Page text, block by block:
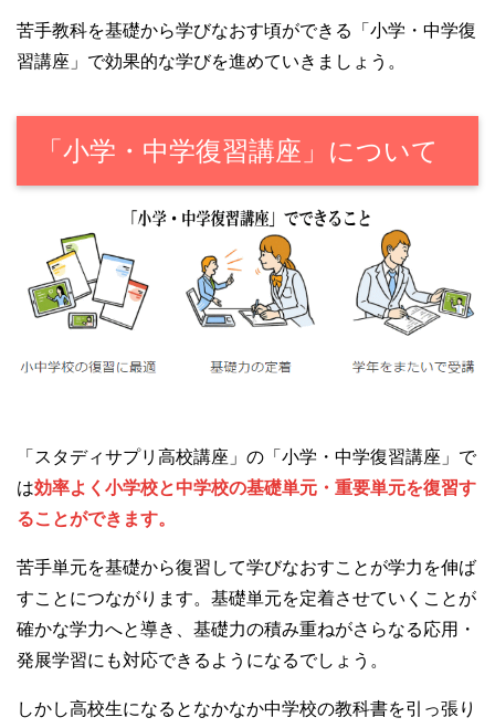
苦手教科を基礎から学びなおす頃ができる「小学・中学復
習講座」で効果的な学びを進めていきましょう。
「小学・中学復習講座」について
「スタディサプリ高校講座」の「小学・中学復習講座」で
は効率よく小学校と中学校の基礎単元・重要単元を復習す
ることができます。
苦手単元を基礎から復習して学びなおすことが学力を伸ば
すことにつながります。基礎単元を定着させていくことが
確かな学力へと導き、基礎力の積み重ねがさらなる応用・
発展学習にも対応できるようになるでしょう。
しかし高校生になるとなかなか中学校の教科書を引っ張り